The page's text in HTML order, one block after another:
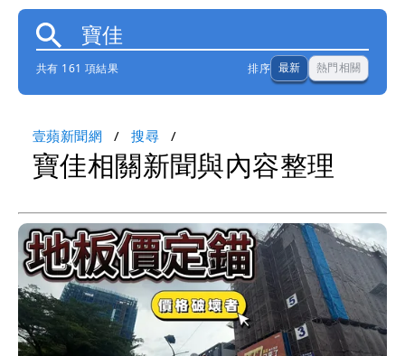
共有 161 項結果 排序 最新 熱門相關
壹蘋新聞網 搜尋
寶佳相關新聞與內容整理